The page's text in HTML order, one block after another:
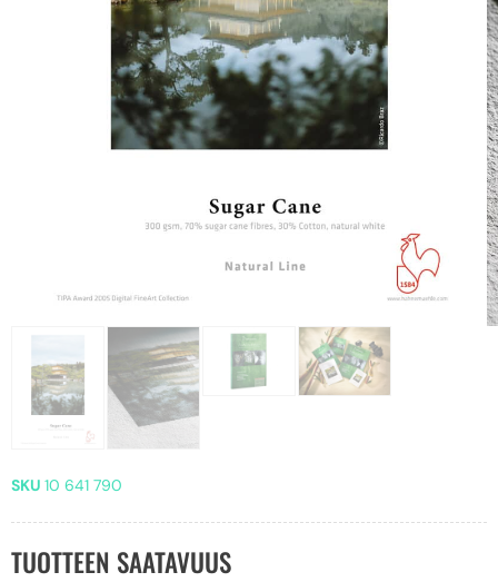
SKU 10 641 790
TUOTTEEN SAATAVUUS